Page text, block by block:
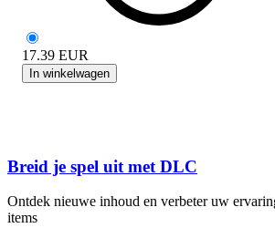
17.39 EUR
In winkelwagen
Breid je spel uit met DLC
Ontdek nieuwe inhoud en verbeter uw
items